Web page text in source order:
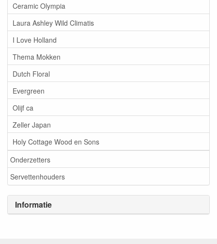
Ceramic Olympia
Laura Ashley Wild Climatis
I Love Holland
Thema Mokken
Dutch Floral
Evergreen
Olijf ca
Zeller Japan
Holy Cottage Wood en Sons
Onderzetters
Servettenhouders
Informatie